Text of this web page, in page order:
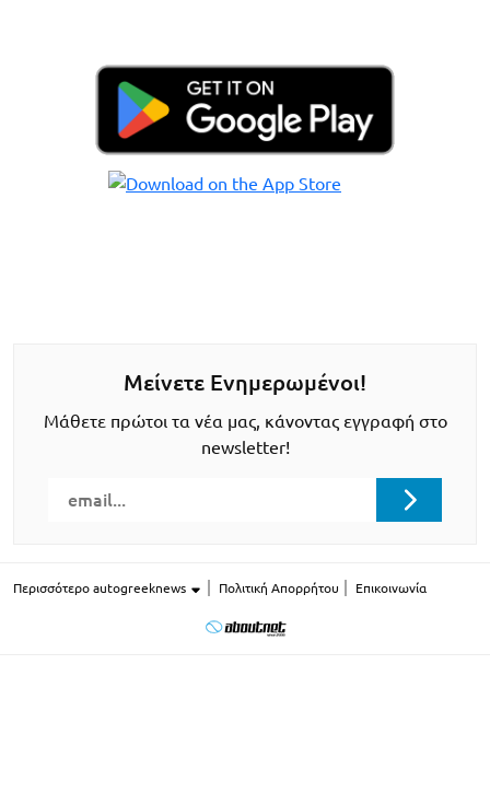
Μείνετε Ενημερωμένοι!
Μάθετε πρώτοι τα νέα μας, κάνοντας εγγραφή στο
newsletter!
Περισσότερο autogreeknews Πολιτική Απορρήτου Επικοινωνία